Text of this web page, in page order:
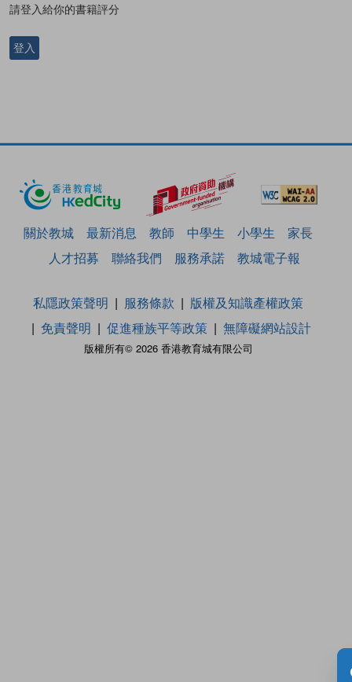
請登入給你的書籍評分
登入
關於教城 最新消息 教師 中學生 小學生
家長
人才招募
聯絡我們 服務承諾 教城電子報
版權所有© 2026 香港教育城有限公司
私隱政策聲明 服務條款
版權及知識產權政策
免責聲明
促進種族平等政策 無障礙網站設計